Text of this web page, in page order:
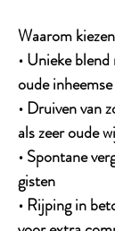
Waarom
• Unieke
oude
• Druiven van
als zeer oude
• Spontane
gisten
• Rijping in